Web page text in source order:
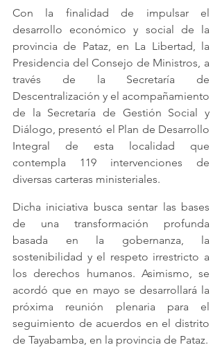
Con la finalidad de impulsar el
desarrollo económico y social de la
provincia de Pataz, en La Libertad, la
Presidencia del Consejo de Ministros, a
través de la Secretaría de
Descentralización y el acompañamiento
de la Secretaría de Gestión Social y
Diálogo, presentó el Plan de Desarrollo
Integral de esta localidad que
contempla 119 intervenciones de
diversas carteras ministeriales.
Dicha iniciativa busca sentar las bases
de una transformación profunda
basada en la gobernanza, la
sostenibilidad y el respeto irrestricto a
los derechos humanos. Asimismo, se
acordó que en mayo se desarrollará la
próxima reunión plenaria para el
seguimiento de acuerdos en el distrito
de Tayabamba, en la provincia de Pataz.